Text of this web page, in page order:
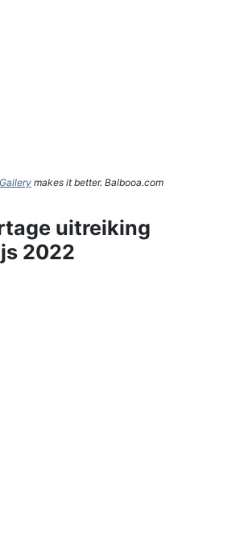
makes it better. Balbooa.com
uitreiking
2022